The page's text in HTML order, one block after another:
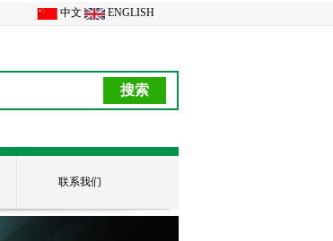
中文 ENGLISH
联系我们